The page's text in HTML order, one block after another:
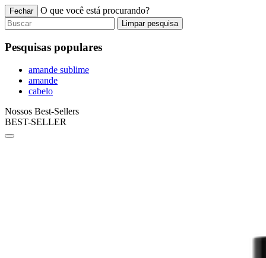
Fechar O que você está procurando?
Limpar pesquisa
Pesquisas populares
amande sublime
amande
cabelo
Nossos Best-Sellers
BEST-SELLER